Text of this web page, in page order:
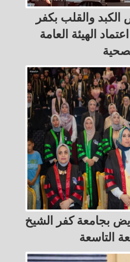
والقلب بكفر
الهيئة العامة
بجامعة كفر الشيخ
التاسعة